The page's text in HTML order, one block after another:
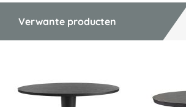
Verwante producten